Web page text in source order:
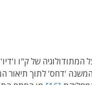
המתודולוגיה של ק"ו
'דחס' לתוך תיאור